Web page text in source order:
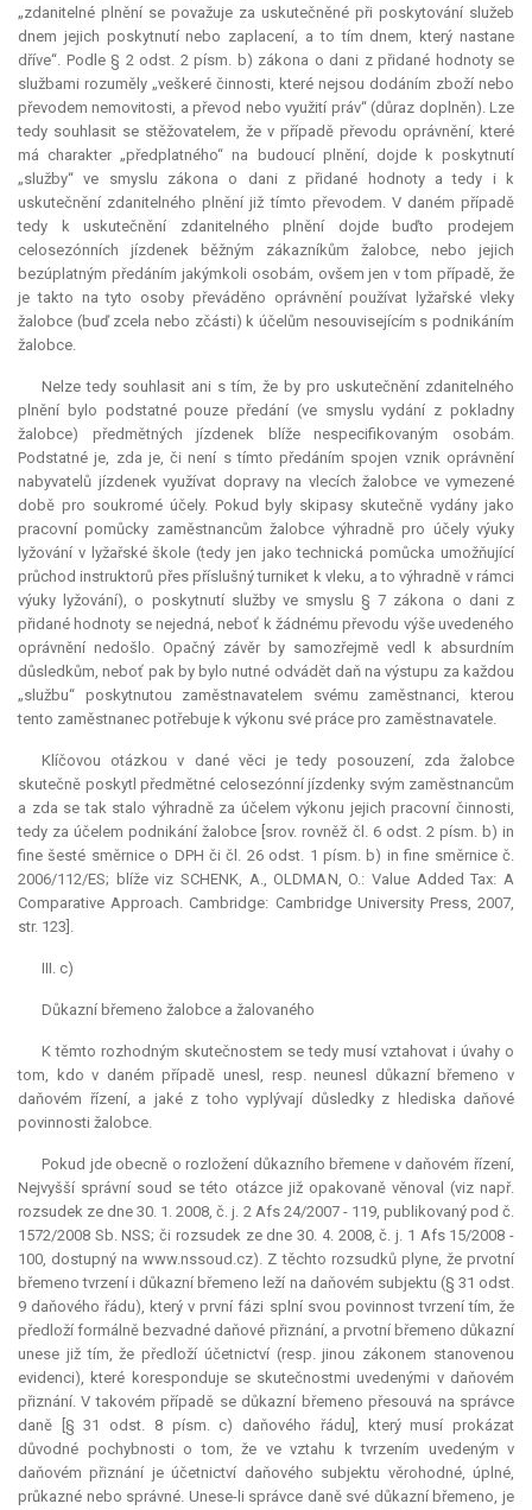
„zdanitelné plnění se považuje za uskutečněné při poskytování služeb
dnem jejich poskytnutí nebo zaplacení, a to tím dnem, který nastane
dříve“. Podle § 2 odst. 2 písm. b) zákona o dani z přidané hodnoty se
službami rozuměly „veškeré činnosti, které nejsou dodáním zboží nebo
převodem nemovitosti, a převod nebo využití práv“ (důraz doplněn). Lze
tedy souhlasit se stěžovatelem, že v případě převodu oprávnění, které
má charakter „předplatného“ na budoucí plnění, dojde k poskytnutí
„služby“ ve smyslu zákona o dani z přidané hodnoty a tedy i k
uskutečnění zdanitelného plnění již tímto převodem. V daném případě
tedy k uskutečnění zdanitelného plnění dojde buďto prodejem
celosezónních jízdenek běžným zákazníkům žalobce, nebo jejich
bezúplatným předáním jakýmkoli osobám, ovšem jen v tom případě, že
je takto na tyto osoby převáděno oprávnění používat lyžařské vleky
žalobce (buď zcela nebo zčásti) k účelům nesouvisejícím s podnikáním
žalobce.
Nelze tedy souhlasit ani s tím, že by pro uskutečnění zdanitelného
plnění bylo podstatné pouze předání (ve smyslu vydání z pokladny
žalobce) předmětných jízdenek blíže nespecifikovaným osobám.
Podstatné je, zda je, či není s tímto předáním spojen vznik oprávnění
nabyvatelů jízdenek využívat dopravy na vlecích žalobce ve vymezené
době pro soukromé účely. Pokud byly skipasy skutečně vydány jako
pracovní pomůcky zaměstnancům žalobce výhradně pro účely výuky
lyžování v lyžařské škole (tedy jen jako technická pomůcka umožňující
průchod instruktorů přes příslušný turniket k vleku, a to výhradně v rámci
výuky lyžování), o poskytnutí služby ve smyslu § 7 zákona o dani z
přidané hodnoty se nejedná, neboť k žádnému převodu výše uvedeného
oprávnění nedošlo. Opačný závěr by samozřejmě vedl k absurdním
důsledkům, neboť pak by bylo nutné odvádět daň na výstupu za každou
„službu“ poskytnutou zaměstnavatelem svému zaměstnanci, kterou
tento zaměstnanec potřebuje k výkonu své práce pro zaměstnavatele.
Klíčovou otázkou v dané věci je tedy posouzení, zda žalobce
skutečně poskytl předmětné celosezónní jízdenky svým zaměstnancům
a zda se tak stalo výhradně za účelem výkonu jejich pracovní činnosti,
tedy za účelem podnikání žalobce [srov. rovněž čl. 6 odst. 2 písm. b) in
fine šesté směrnice o DPH či čl. 26 odst. 1 písm. b) in fine směrnice č.
2006/112/ES; blíže viz SCHENK, A., OLDMAN, O.: Value Added Tax: A
Comparative Approach. Cambridge: Cambridge University Press, 2007,
str. 123].
III. c)
Důkazní břemeno žalobce a žalovaného
K těmto rozhodným skutečnostem se tedy musí vztahovat i úvahy o
tom, kdo v daném případě unesl, resp. neunesl důkazní břemeno v
daňovém řízení, a jaké z toho vyplývají důsledky z hlediska daňové
povinnosti žalobce.
Pokud jde obecně o rozložení důkazního břemene v daňovém řízení,
Nejvyšší správní soud se této otázce již opakovaně věnoval (viz např.
rozsudek ze dne 30. 1. 2008, č. j. 2 Afs 24/2007 - 119, publikovaný pod č.
1572/2008 Sb. NSS; či rozsudek ze dne 30. 4. 2008, č. j. 1 Afs 15/2008 -
100, dostupný na www.nssoud.cz). Z těchto rozsudků plyne, že prvotní
břemeno tvrzení i důkazní břemeno leží na daňovém subjektu (§ 31 odst.
9 daňového řádu), který v první fázi splní svou povinnost tvrzení tím, že
předloží formálně bezvadné daňové přiznání, a prvotní břemeno důkazní
unese již tím, že předloží účetnictví (resp. jinou zákonem stanovenou
evidenci), které koresponduje se skutečnostmi uvedenými v daňovém
přiznání. V takovém případě se důkazní břemeno přesouvá na správce
daně [§ 31 odst. 8 písm. c) daňového řádu], který musí prokázat
důvodné pochybnosti o tom, že ve vztahu k tvrzením uvedeným v
daňovém přiznání je účetnictví daňového subjektu věrohodné, úplné,
průkazné nebo správné. Unese-li správce daně své důkazní břemeno, je